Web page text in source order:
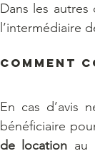
Dans les
l’intermédiaire
Comment
En cas d’avis
bénéficiaire
de location au